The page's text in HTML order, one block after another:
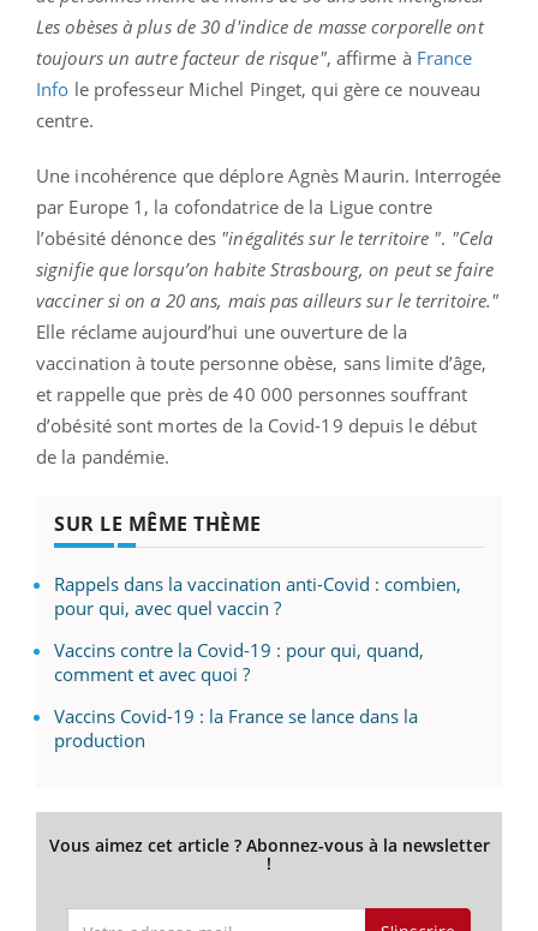
Les obèses à plus de 30 d'indice de masse corporelle ont
toujours un autre facteur de risque", affirme à France
Info le professeur Michel Pinget, qui gère ce nouveau
centre.
Une incohérence que déplore Agnès Maurin. Interrogée
par Europe 1, la cofondatrice de la Ligue contre
l’obésité dénonce des "inégalités sur le territoire ". "Cela
signifie que lorsqu’on habite Strasbourg, on peut se faire
vacciner si on a 20 ans, mais pas ailleurs sur le territoire."
Elle réclame aujourd’hui une ouverture de la
vaccination à toute personne obèse, sans limite d’âge,
et rappelle que près de 40 000 personnes souffrant
d’obésité sont mortes de la Covid-19 depuis le début
de la pandémie.
SUR LE MÊME THÈME
Rappels dans la vaccination anti-Covid : combien,
pour qui, avec quel vaccin ?
Vaccins contre la Covid-19 : pour qui, quand,
comment et avec quoi ?
Vaccins Covid-19 : la France se lance dans la
production
Vous aimez cet article ? Abonnez-vous à la newsletter
!